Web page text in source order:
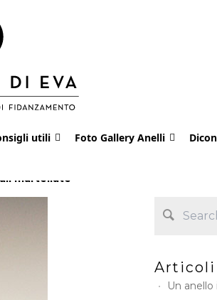
utili Foto Gallery Anelli
martellate
Un anello